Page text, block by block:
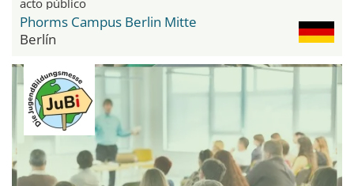
Phorms Campus Berlin Mitte
Berlín